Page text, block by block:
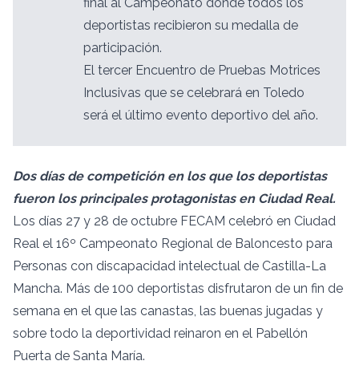
deportistas recibieron su medalla de
participación.
El tercer Encuentro de Pruebas Motrices
Inclusivas que se celebrará en Toledo
será el último evento deportivo del año.
Dos días de competición en los que los deportistas
fueron los principales protagonistas en Ciudad Real.
Los días 27 y 28 de octubre FECAM celebró en Ciudad
Real el 16º Campeonato Regional de Baloncesto para
Personas con discapacidad intelectual de Castilla-La
Mancha. Más de 100 deportistas disfrutaron de un fin de
semana en el que las canastas, las buenas jugadas y
sobre todo la deportividad reinaron en el Pabellón
Puerta de Santa María.